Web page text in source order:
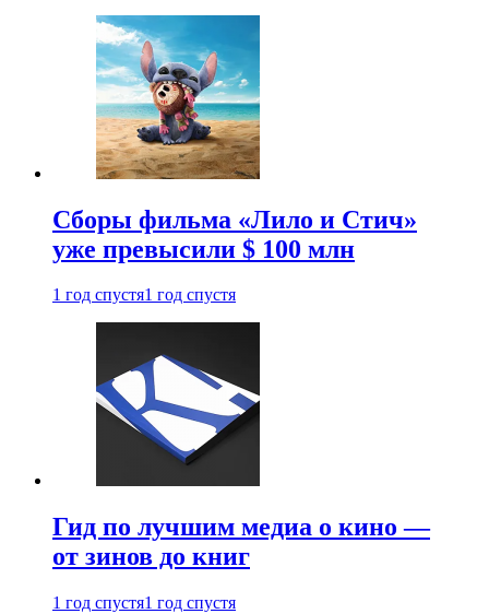
Сборы фильма «Лило и Стич»
уже превысили $ 100 млн
1 год спустя1 год спустя
Гид по лучшим медиа о кино —
от зинов до книг
1 год спустя1 год спустя